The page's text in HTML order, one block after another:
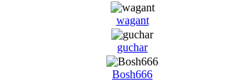
wagant
guchar
Bosh666